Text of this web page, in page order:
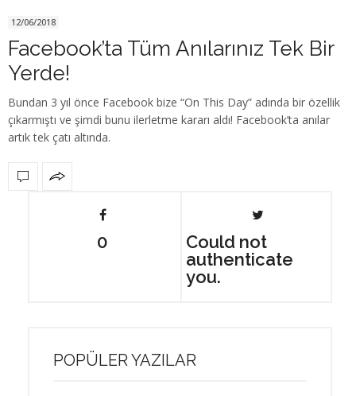
12/06/2018
Facebook’ta Tüm Anılarınız Tek Bir
Yerde!
Bundan 3 yıl önce Facebook bize “On This Day” adında bir özellik
çıkarmıştı ve şimdi bunu ilerletme kararı aldı! Facebook’ta anılar
artık tek çatı altında.
0
Could not
authenticate
you.
POPÜLER YAZILAR